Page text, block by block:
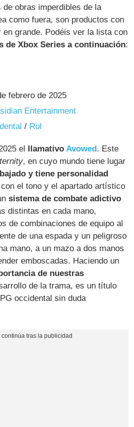
de obras imperdibles de la
como fuera, son productos con
grande. Podéis ver la lista con
de Xbox Series a continuación:
febrero de 2025
Entertainment
/ Rol
el llamativoAvowed. Este
, en cuyo mundo tiene lugar
y tiene personalidad
el tono y el apartado artístico
sistema de combate adictivo
distintas en cada mano,
de combinaciones de equipo al
de una espada y un peligroso
mano, a un mazo a dos manos
emboscadas. Haciendo un
de nuestras
de la trama, es un título
occidental sin duda